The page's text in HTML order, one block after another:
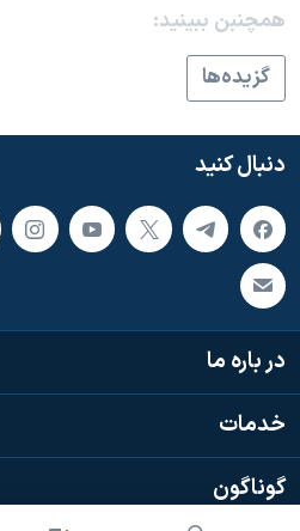
همچنبن ببینید:
گزيده‌ها
دنبال کنید
در باره ما
خدمات
گوناگون